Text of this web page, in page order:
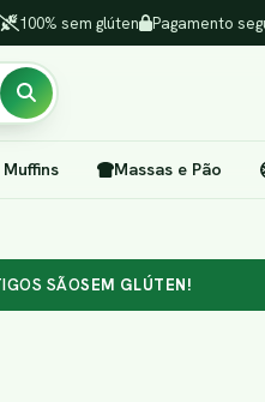
100% sem glúten Pagamento
Massas e Pão
SÃOSEM GLÚTEN!